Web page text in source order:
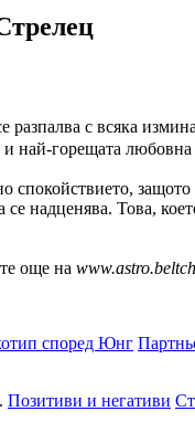
разпалва с всяка
и най-горещата
спокойствието,
се надценява. Това,
още на
според Юнг
Позитиви и негативи